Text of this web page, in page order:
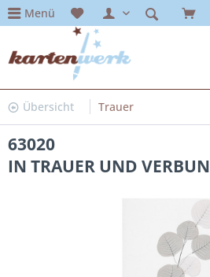
Menü
Übersicht Trauer
63020
IN TRAUER UND